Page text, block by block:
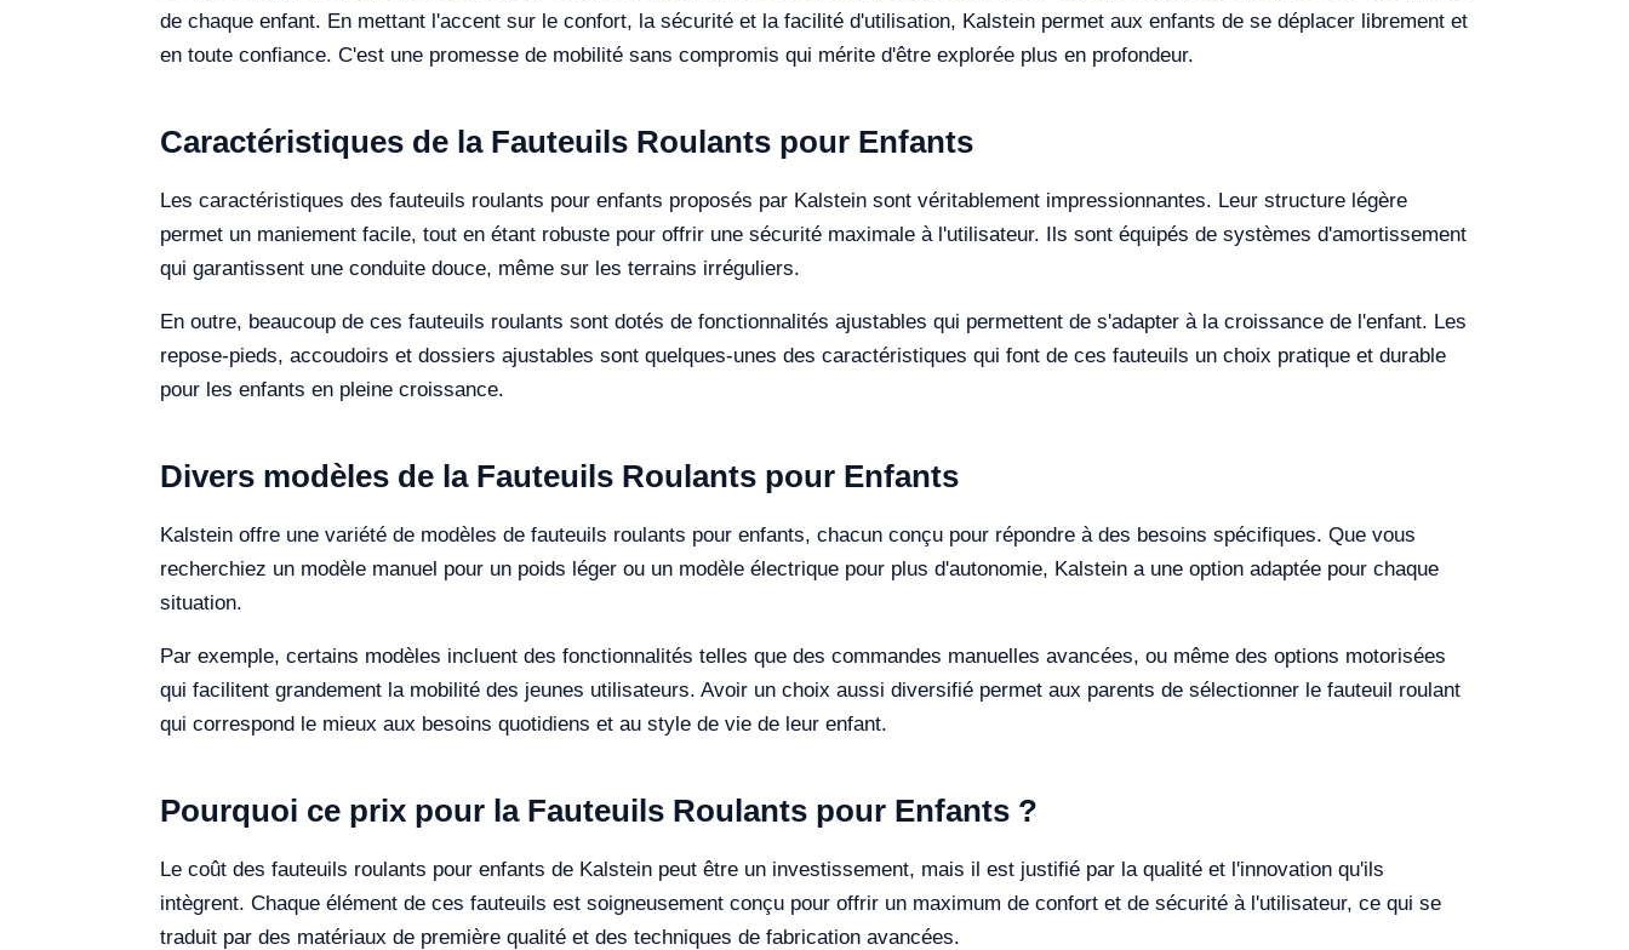
de chaque enfant. En mettant l'accent sur le confort, la sécurité et la facilité d'utilisation, Kalstein permet aux enfants de se déplacer librement et
en toute confiance. C'est une promesse de mobilité sans compromis qui mérite d'être explorée plus en profondeur.
Caractéristiques de la Fauteuils Roulants pour Enfants
Les caractéristiques des fauteuils roulants pour enfants proposés par Kalstein sont véritablement impressionnantes. Leur structure légère
permet un maniement facile, tout en étant robuste pour offrir une sécurité maximale à l'utilisateur. Ils sont équipés de systèmes d'amortissement
qui garantissent une conduite douce, même sur les terrains irréguliers.
En outre, beaucoup de ces fauteuils roulants sont dotés de fonctionnalités ajustables qui permettent de s'adapter à la croissance de l'enfant. Les
repose-pieds, accoudoirs et dossiers ajustables sont quelques-unes des caractéristiques qui font de ces fauteuils un choix pratique et durable
pour les enfants en pleine croissance.
Divers modèles de la Fauteuils Roulants pour Enfants
Kalstein offre une variété de modèles de fauteuils roulants pour enfants, chacun conçu pour répondre à des besoins spécifiques. Que vous
recherchiez un modèle manuel pour un poids léger ou un modèle électrique pour plus d'autonomie, Kalstein a une option adaptée pour chaque
situation.
Par exemple, certains modèles incluent des fonctionnalités telles que des commandes manuelles avancées, ou même des options motorisées
qui facilitent grandement la mobilité des jeunes utilisateurs. Avoir un choix aussi diversifié permet aux parents de sélectionner le fauteuil roulant
qui correspond le mieux aux besoins quotidiens et au style de vie de leur enfant.
Pourquoi ce prix pour la Fauteuils Roulants pour Enfants ?
Le coût des fauteuils roulants pour enfants de Kalstein peut être un investissement, mais il est justifié par la qualité et l'innovation qu'ils
intègrent. Chaque élément de ces fauteuils est soigneusement conçu pour offrir un maximum de confort et de sécurité à l'utilisateur, ce qui se
traduit par des matériaux de première qualité et des techniques de fabrication avancées.